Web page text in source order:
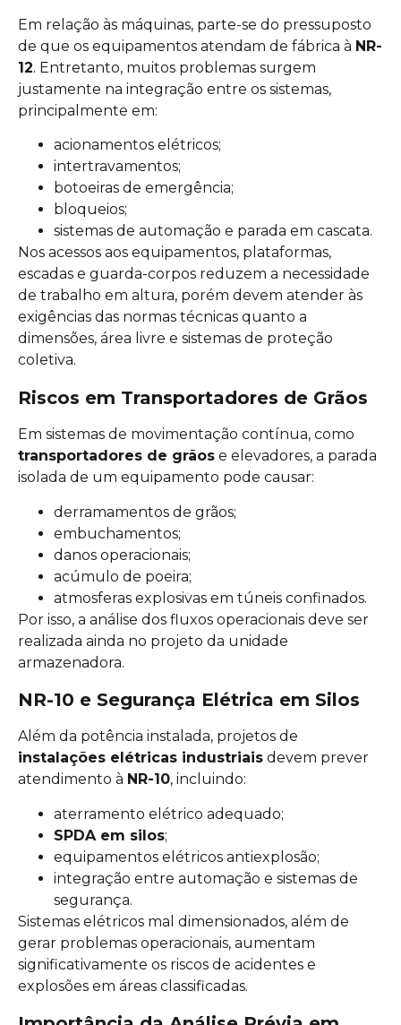
Em relação às máquinas, parte-se do pressuposto
de que os equipamentos atendam de fábrica à NR-
12. Entretanto, muitos problemas surgem
justamente na integração entre os sistemas,
principalmente em:
acionamentos elétricos;
intertravamentos;
botoeiras de emergência;
bloqueios;
sistemas de automação e parada em cascata.
Nos acessos aos equipamentos, plataformas,
escadas e guarda-corpos reduzem a necessidade
de trabalho em altura, porém devem atender às
exigências das normas técnicas quanto a
dimensões, área livre e sistemas de proteção
coletiva.
Riscos em Transportadores de Grãos
Em sistemas de movimentação contínua, como
transportadores de grãos e elevadores, a parada
isolada de um equipamento pode causar:
derramamentos de grãos;
embuchamentos;
danos operacionais;
acúmulo de poeira;
atmosferas explosivas em túneis confinados.
Por isso, a análise dos fluxos operacionais deve ser
realizada ainda no projeto da unidade
armazenadora.
NR-10 e Segurança Elétrica em Silos
Além da potência instalada, projetos de
instalações elétricas industriais devem prever
atendimento à NR-10, incluindo:
aterramento elétrico adequado;
SPDA em silos;
equipamentos elétricos antiexplosão;
integração entre automação e sistemas de
segurança.
Sistemas elétricos mal dimensionados, além de
gerar problemas operacionais, aumentam
significativamente os riscos de acidentes e
explosões em áreas classificadas.